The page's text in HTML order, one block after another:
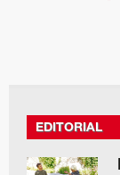
EDITORIAL